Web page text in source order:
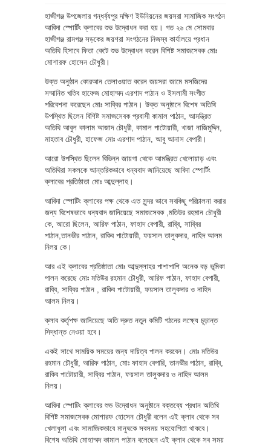
হাজীগঞ্জ উপজেলার গন্ধর্ব্যপুর দক্ষিণ ইউনিয়নের জয়সরা সামাজিক সংগঠন
আবিদা স্পোর্টিং ক্লাবের শুভ উদ্বোধন করা হয়। গত ২৬ মে সোমবার
হাজীগঞ্জ রামগঞ্জ সড়কের জয়শরা সংগঠনের নিজস্ব কার্যালয়ে প্রধান
অতিথি হিসাবে ফিতা কেটে শুভ উদ্বোধন করেন বিশিষ্ট সমাজসেবক মোঃ
মোশারফ হোসেন চৌধুরী।
উক্ত অনুষ্ঠান কোরআন তেলাওয়াত করেন জয়সরা জামে মসজিদের
সম্মানিত খতিব হাফেজ মোহাম্মদ এরশাদ পাঠান ও ইসলামী সংগীত
পরিবেশনা করেছেন মোঃ সাব্বির পাঠান। উক্ত অনুষ্ঠানে বিশেষ অতিথি
উপস্থিত ছিলেন বিশিষ্ট সমাজসেবক প্রবাসী কামাল পাঠান, আমন্ত্রিত
অতিথি আবুল কালাম আজাদ চৌধুরী, কামাল পাটোয়ারী, খাজা নাজিমুদ্দিন,
মাহতাব চৌধুরী, হাফেজ মোঃ এরশাদ পাঠান, আবু আনাস বেপারী।
আরো উপস্থিত ছিলেন বিভিন্ন জায়গা থেকে আমন্ত্রিত খেলোয়াড় এবং
অতিথিরা সকলকে আন্তরিকভাবে ধন্যবাদ জানিয়েছে আবিদা স্পোর্টিং
ক্লাবের প্রতিষ্ঠাতা মোঃ আব্দুল্লাহ।
আবিদা স্পোটিং ক্লাবের পক্ষ থেকে এত সুন্দর ভাবে সবকিছু পরিচালনা করার
জন্য বিশেষভাবে ধন্যবাদ জানিয়েছে সমাজসেবক ,মতিউর রহমান চৌধুরী
কে, আরো ছিলেন, আরিফ পাঠান, ফাহাদ বেপারী, রাব্বি, সাব্বির
পাঠান,তানভীর পাঠান, রাকিব পাটোয়ারী, ফয়সাল তালুকদার, নাহিদ আলম
নিলয় কে।
আর এই ক্লাবের প্রতিষ্ঠাতা মোঃ আব্দুল্লাহর পাশাপাশি অনেক বড় ভূমিকা
পালন করেছে মোঃ মতিউর রহমান চৌধুরী, আরিফ পাঠান, ফাহাদ বেপারী,
রাব্বি, সাব্বির পাঠান , রাকিব পাটোয়ারী, ফয়সাল তালুকদার ও নাহিদ
আলম নিলয়।
ক্লাব কর্তৃপক্ষ জানিয়েছে অতি দ্রুত নতুন কমিটি গঠনের লক্ষ্যে চূড়ান্ত
সিদ্ধান্ত নেওয়া হবে।
একই সাথে সাময়িক সময়ের জন্য দায়িত্ব পালন করবেন। মোঃ মতিউর
রহমান চৌধুরী, আরিফ পাঠান, মোঃ ফাহাদ বেপারি, তানভীর পাঠান, রাব্বি,
রাকিব পাটোয়ারী, সাব্বির পাঠান, ফয়সাল তালুকদার ও নাহিদ আলম
নিলয়।
আবিদা স্পোটিং ক্লাবের শুভ উদ্বোধন অনুষ্ঠানে বক্তব্যে প্রধান অতিথি
বিশিষ্ট সমাজসেবক মোশারফ হোসেন চৌধুরী বলেন এই ক্লাব থেকে সব
খেলাধুলা এবং সামাজিকভাবে মানুষকে সবসময় সহযোগিতা থাকবে।
বিশেষ অতিথি মোহাম্মদ কামাল পাঠান বলেছেন এই ক্লাব থেকে সব সময়